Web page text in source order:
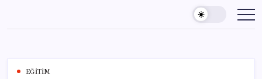
content
EĞITIM